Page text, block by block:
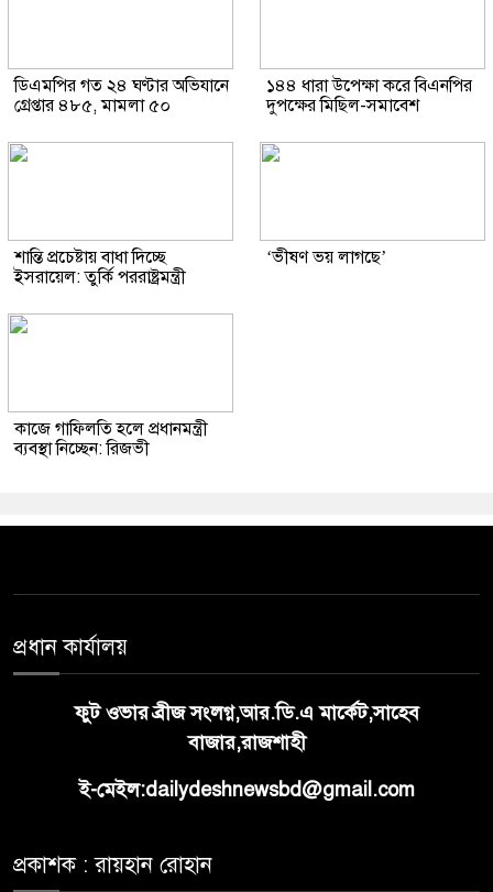
ডিএমপির গত ২৪ ঘণ্টার অভিযানে
গ্রেপ্তার ৪৮৫, মামলা ৫০
১৪৪ ধারা উপেক্ষা করে বিএনপির
দুপক্ষের মিছিল-সমাবেশ
শান্তি প্রচেষ্টায় বাধা দিচ্ছে
ইসরায়েল: তুর্কি পররাষ্ট্রমন্ত্রী
‘ভীষণ ভয় লাগছে’
কাজে গাফিলতি হলে প্রধানমন্ত্রী
ব্যবস্থা নিচ্ছেন: রিজভী
প্রধান কার্যালয়
ফুট ওভার ব্রীজ সংলগ্ন,আর.ডি.এ মার্কেট,সাহেব
বাজার,রাজশাহী
ই-মেইল:dailydeshnewsbd@gmail.com
প্রকাশক : রায়হান রোহান